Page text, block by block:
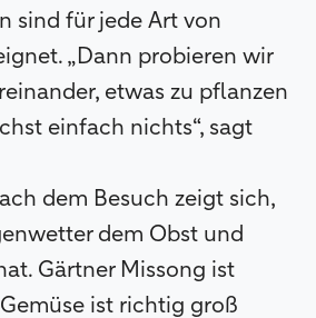
sind für jede Art von
„Dann probieren wir
etwas zu pflanzen
einfach nichts“, sagt
dem Besuch zeigt sich,
dem Obst und
Gärtner Missong ist
ist richtig groß